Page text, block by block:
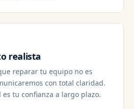
realista
reparar tu equipo no es
con total claridad.
tu confianza a largo plazo.